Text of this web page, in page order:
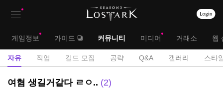
대
메
뉴
게임정보 가이드 커뮤니티 미디어 거래소 웹
서
자유 직업 길드 모집 공략 Q&A 갤러리 스타
자
여혐 생길거같다 ㄹㅇ.. 2